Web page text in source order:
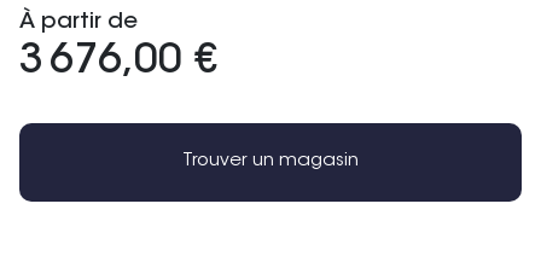
À partir de
3 676,00 €
Trouver un magasin